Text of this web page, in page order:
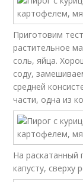
Приготовим
растительное
соль, яйца.
соду,
средней
части, одна из
На раскатанный
капусту, сверху